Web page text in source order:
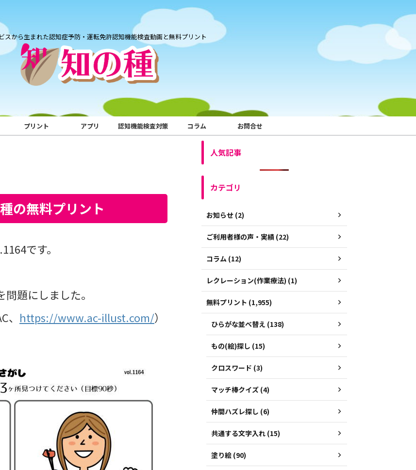
スから生まれた認知症予防・運転免許認知機能検査動画と無料プリント
プリント アプリ 認知機能検査対策 コラム お問合せ
の無料プリント
です。
題にしました。
https://www.ac-illust.com/）
人気記事
カテゴリ
お知らせ (2)
ご利用者様の声・実績 (22)
コラム (12)
レクレーション(作業療法) (1)
無料プリント (1,955)
ひらがな並べ替え (138)
もの(絵)探し (15)
クロスワード (3)
マッチ棒クイズ (4)
仲間ハズレ探し (6)
共通する文字入れ (15)
塗り絵 (90)